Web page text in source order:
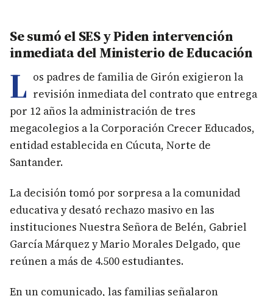
Se sumó el SES y Piden intervención
inmediata del Ministerio de Educación
L os padres de familia de Girón exigieron la
revisión inmediata del contrato que entrega
por 12 años la administración de tres
megacolegios a la Corporación Crecer Educados,
entidad establecida en Cúcuta, Norte de
Santander.
La decisión tomó por sorpresa a la comunidad
educativa y desató rechazo masivo en las
instituciones Nuestra Señora de Belén, Gabriel
García Márquez y Mario Morales Delgado, que
reúnen a más de 4.500 estudiantes.
En un comunicado, las familias señalaron